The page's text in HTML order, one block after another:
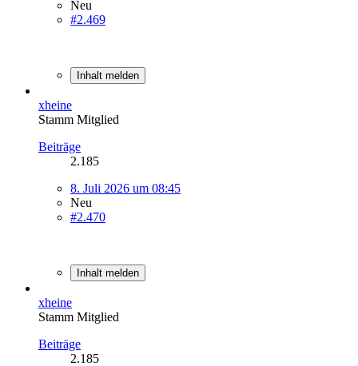
Neu
#2.469
Inhalt melden
xheine
Stamm Mitglied
Beiträge
2.185
8. Juli 2026 um 08:45
Neu
#2.470
Inhalt melden
xheine
Stamm Mitglied
Beiträge
2.185